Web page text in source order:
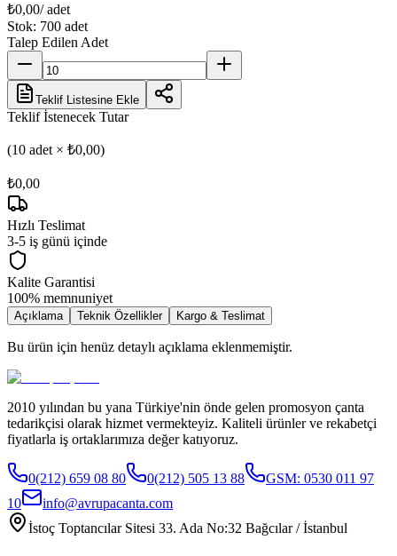
₺0,00/ adet
Stok: 700 adet
Talep Edilen Adet
Teklif Listesine Ekle
Teklif İstenecek Tutar
(10 adet × ₺0,00)
₺0,00
Hızlı Teslimat
3-5 iş günü içinde
Kalite Garantisi
100% memnuniyet
Açıklama Teknik Özellikler Kargo & Teslimat
Bu ürün için henüz detaylı açıklama eklenmemiştir.
2010 yılından bu yana Türkiye'nin önde gelen promosyon çanta
tedarikçisi olarak hizmet vermekteyiz. Kaliteli ürünler ve rekabetçi
fiyatlarla iş ortaklarımıza değer katıyoruz.
0(212) 659 08 80 0(212) 505 13 88 GSM: 0530 011 97
10
info@avrupacanta.com
İstoç Toptancılar Sitesi 33. Ada No:32 Bağcılar / İstanbul